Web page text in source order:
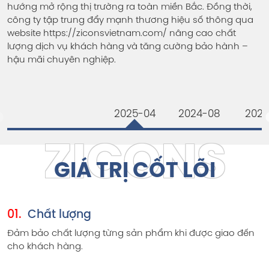
hướng mở rộng thị trường ra toàn miền Bắc. Đồng thời,
công ty tập trung đẩy mạnh thương hiệu số thông qua
website https://ziconsvietnam.com/ nâng cao chất
lượng dịch vụ khách hàng và tăng cường bảo hành –
hậu mãi chuyên nghiệp.
2025-04 2024-08
GIÁ TRỊ CỐT LÕI
01. Chất lượng
Đảm bảo chất lượng từng sản phẩm khi được giao đến
cho khách hàng.